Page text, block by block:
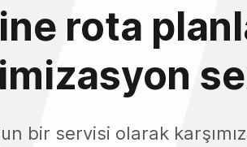
rota
bir servisi olarak